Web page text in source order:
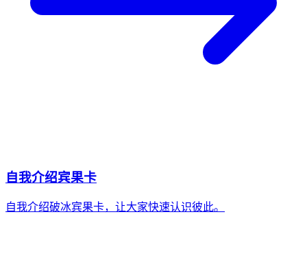
自我介绍宾果卡
自我介绍破冰宾果卡，让大家快速认识彼此。